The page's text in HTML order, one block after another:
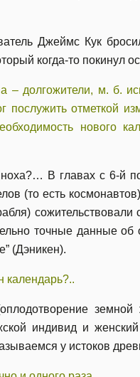
Джеймс Кук
когда-то покинул
– долгожители, м. б.
послужить отметкой
нового
В главах с 6-й
(то есть
точные данные
(Дэникен).
календарь?..
индивид и
у истоков